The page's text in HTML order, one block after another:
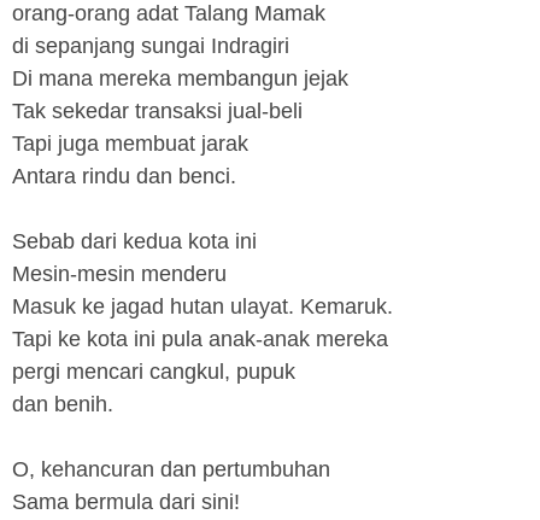
orang-orang adat Talang Mamak
di sepanjang sungai Indragiri
Di mana mereka membangun jejak
Tak sekedar transaksi jual-beli
Tapi juga membuat jarak
Antara rindu dan benci.
Sebab dari kedua kota ini
Mesin-mesin menderu
Masuk ke jagad hutan ulayat. Kemaruk.
Tapi ke kota ini pula anak-anak mereka
pergi mencari cangkul, pupuk
dan benih.
O, kehancuran dan pertumbuhan
Sama bermula dari sini!